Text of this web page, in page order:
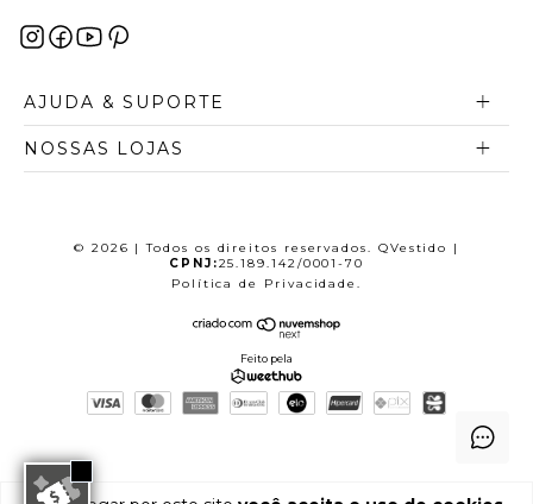
AJUDA & SUPORTE
NOSSAS LOJAS
© 2026 | Todos os direitos reservados. QVestido |
CPNJ:25.189.142/0001-70
Política de Privacidade.
Feito pela